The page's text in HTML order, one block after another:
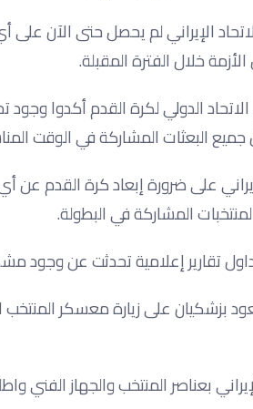
الإيراني لم يحصل حتى الآن على
خلال الفترة المقبلة.
الدولي لكرة القدم أكدوا وجود
البعثات المشاركة في الوقت
على ضرورة إبعاد كرة القدم عن
المشاركة في البطولة.
تقارير إعلامية تحدثت عن
على زيارة معسكر المنتخب
بعناصر المنتخب والجهاز